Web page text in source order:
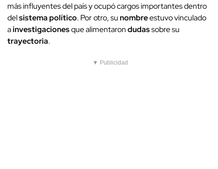
más influyentes del país y ocupó cargos importantes dentro
delsistema político. Por otro, sunombreestuvo vinculado
ainvestigacionesque alimentarondudassobre su
trayectoria.
▼ Publicidad